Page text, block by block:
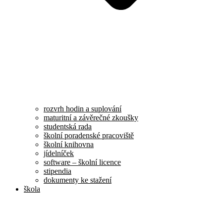
rozvrh hodin a suplování
maturitní a závěrečné zkoušky
studentská rada
školní poradenské pracoviště
školní knihovna
jídelníček
software – školní licence
stipendia
dokumenty ke stažení
škola